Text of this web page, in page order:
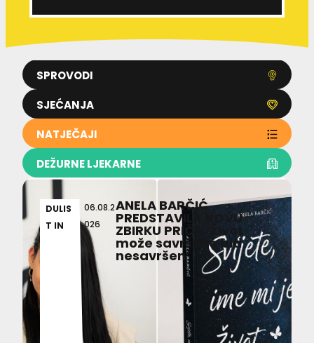
SPROVODI
SJEĆANJA
NATJEČAJI
DEŽURNE LJEKARNE
DULIS
T IN
06.08.2
026
ANELA BARČIĆ
PREDSTAVILA NOVU
ZBIRKU PRIČA ‘Život
može savršeno biti
nesavršen’